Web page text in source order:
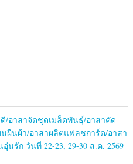
/อาสาจัดชุดเมล็ดพันธุ์/อาสาคัด
นผืนผ้า/อาสาผลิตแฟลชการ์ด/อาสา
นรัก วันที่ 22-23, 29-30 ส.ค. 2569